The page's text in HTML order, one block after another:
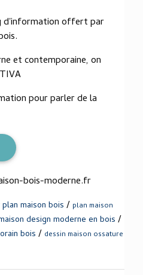
d'information offert par
et contemporaine, on
pour parler de la
bois-moderne.fr
maison bois / plan maison
design moderne en bois /
bois / dessin maison ossature